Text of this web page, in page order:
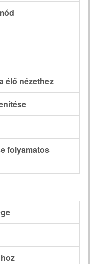
élő nézethez
folyamatos